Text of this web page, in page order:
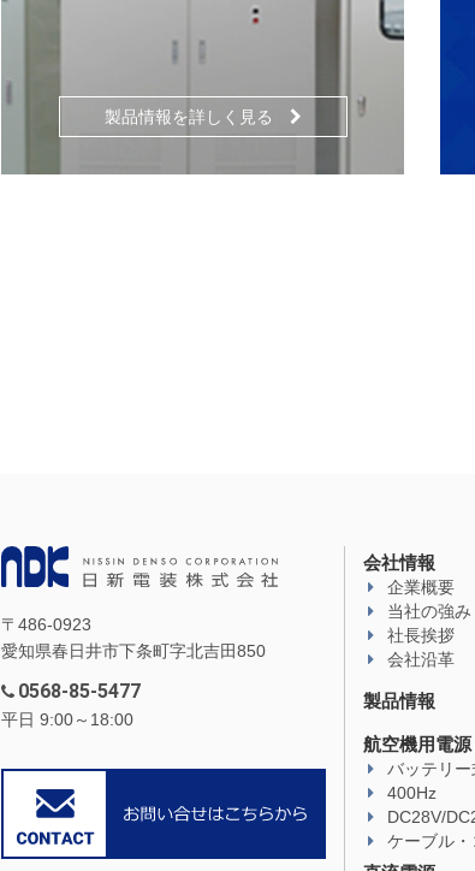
製品情報を詳しく見る
会社情報
企業概要
当社の強み
社長挨拶
会社沿革
製品情報
航空機用電源
バッテリー
400Hz
DC28V/
ケーブル・
〒486-0923
愛知県春日井市下条町字北吉田850
0568-85-5477
平日 9:00～18:00